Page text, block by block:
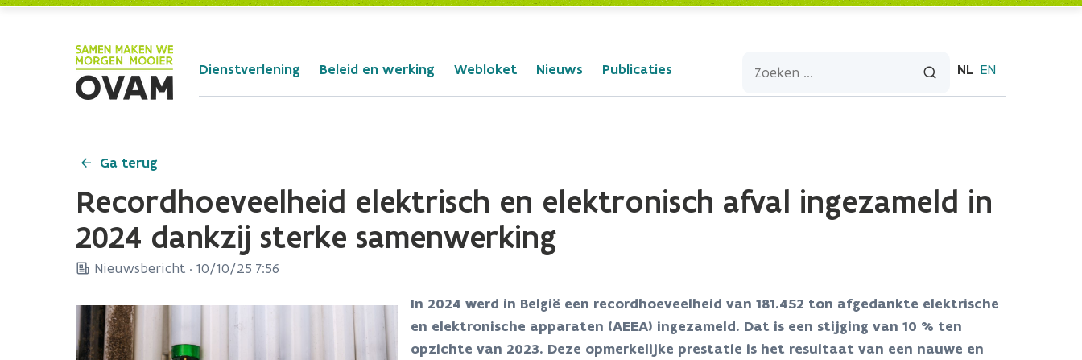
Dienstverlening Beleid en werking Webloket Nieuws Publicaties NL EN
Ga terug
Recordhoeveelheid elektrisch en elektronisch afval ingezameld in
2024 dankzij sterke samenwerking
Nieuwsbericht · 10/10/25 7:56
In 2024 werd in België een recordhoeveelheid van 181.452 ton afgedankte elektrische
en elektronische apparaten (AEEA) ingezameld. Dat is een stijging van 10 % ten
opzichte van 2023. Deze opmerkelijke prestatie is het resultaat van een nauwe en